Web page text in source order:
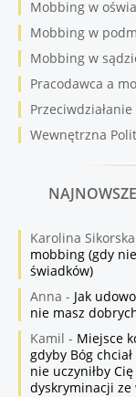
Mobbing w
Mobbing w
Mobbing w
Pracodawca a
Przeciwdziałanie
Wewnętrzna
Karolina Sikorska
mobbing (gdy
świadków)
Anna - Jak
nie masz
Kamil - Miejsce
gdyby Bóg
nie uczyniłby
dyskryminacji ze